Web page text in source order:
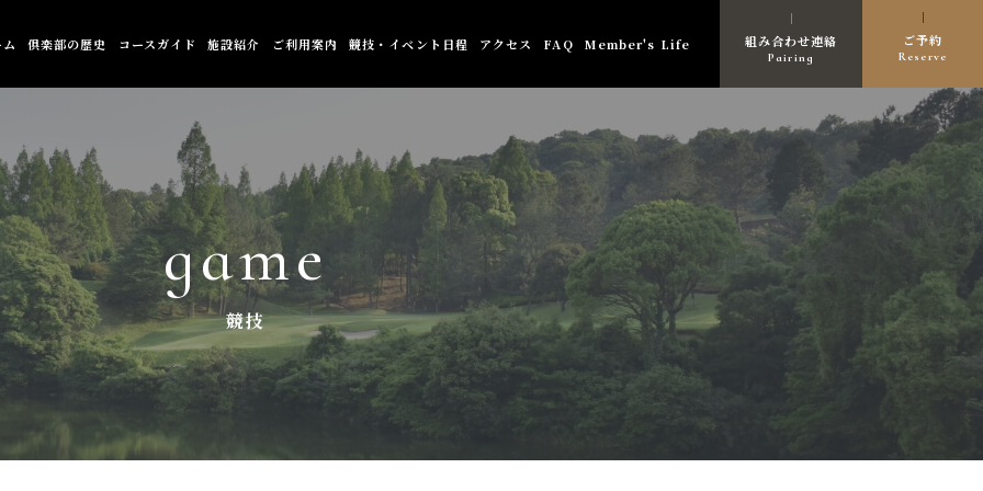
倶楽部の歴史 コースガイド 施設紹介 ご利用案内 競技・イベント日程 アクセス FAQ Member's Life 組み合わせ連絡
Pairing
ご予約
Reserve
game
競技